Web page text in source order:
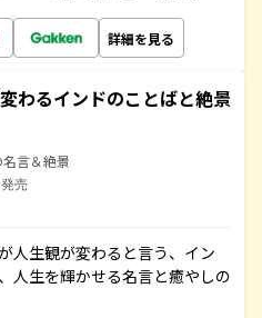
詳細を見る
わるインドのことばと絶景
名言＆絶景
売
人生観が変わると言う、イン
人生を輝かせる名言と癒やしの